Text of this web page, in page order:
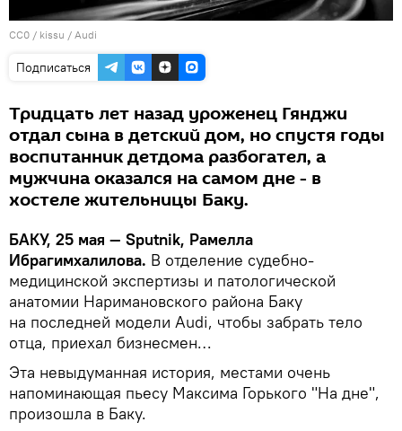
CC0 / kissu / Audi
Подписаться
Тридцать лет назад уроженец Гянджи
отдал сына в детский дом, но спустя годы
воспитанник детдома разбогател, а
мужчина оказался на самом дне - в
хостеле жительницы Баку.
БАКУ, 25 мая — Sputnik, Рамелла
Ибрагимхалилова. В отделение судебно-
медицинской экспертизы и патологической
анатомии Наримановского района Баку
на последней модели Audi, чтобы забрать тело
отца, приехал бизнесмен…
Эта невыдуманная история, местами очень
напоминающая пьесу Максима Горького "На дне",
произошла в Баку.